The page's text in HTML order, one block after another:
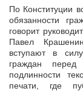
По Конституции
обязанности
говорит
Павел
вступают в
граждан
подлинности
печати, где